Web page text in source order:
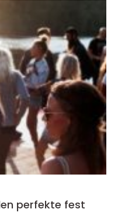
perfekte fest